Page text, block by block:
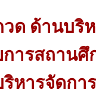
วด ด้านบริ
ารสถานศึ
หารจัดการ